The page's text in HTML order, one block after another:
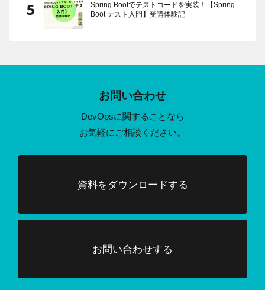
Spring Bootでテストコードを実装！【Spring
Boot テスト入門】受講体験記
お問い合わせ
DevOpsに関することなら
お気軽にご相談ください。
資料をダウンロードする
お問い合わせする